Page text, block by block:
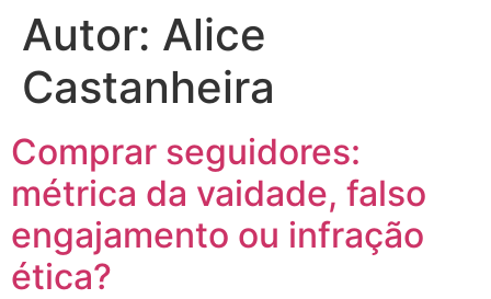
Autor: Alice
Castanheira
Comprar seguidores:
métrica da vaidade, falso
engajamento ou infração
ética?